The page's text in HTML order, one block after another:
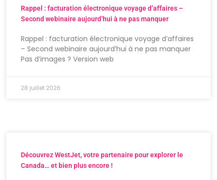
Rappel : facturation électronique voyage d’affaires –
Second webinaire aujourd’hui à ne pas manquer
Rappel : facturation électronique voyage d’affaires
– Second webinaire aujourd’hui à ne pas manquer
Pas d’images ? Version web
28 juillet 2026
Découvrez WestJet, votre partenaire pour explorer le
Canada… et bien plus encore !